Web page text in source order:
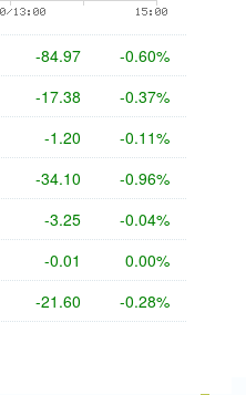
-85.20 -0.60%
-17.36 -0.37%
-1.11 -0.10%
-34.08 -0.96%
-3.31 -0.05%
-0.01 0.00%
-20.40 -0.26%